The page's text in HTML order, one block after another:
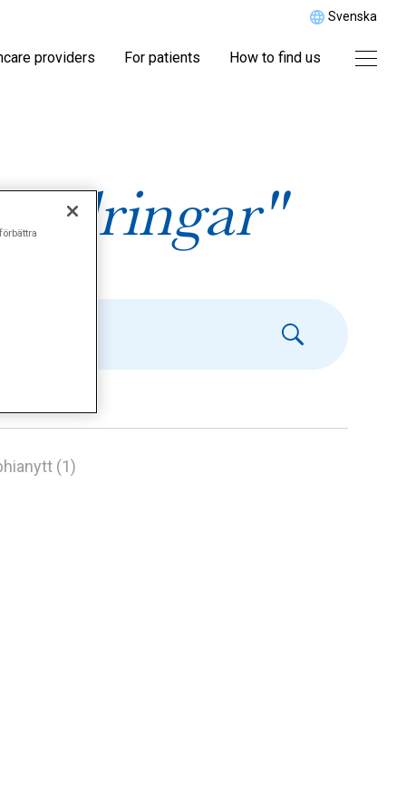
Svenska
providers For patients How to find us
(1)